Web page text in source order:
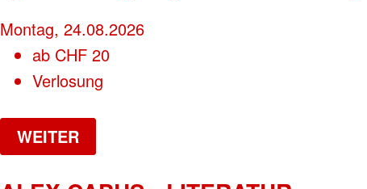
Montag, 24.08.2026
ab CHF 20
Verlosung
WEITER